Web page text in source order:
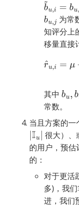
b~u ,i= bu,
bu,j 为常
知评分上
移量直接
r^ u i=μ +b
其中 bu, b
常数。
当且方案的一
|Iu | 很大）、
的用户，预
的：
对于更活
多)，我
进，我们